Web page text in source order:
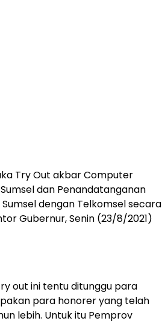
Try Out akbar Computer
dan Penandatanganan
dengan Telkomsel secara
Gubernur, Senin (23/8/2021)
out ini tentu ditunggu para
para honorer yang telah
lebih. Untuk itu Pemprov